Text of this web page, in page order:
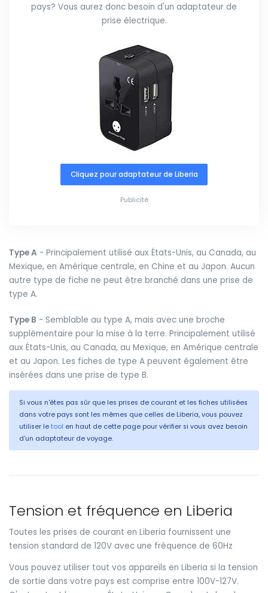
pays? Vous aurez donc besoin d'un adaptateur de
prise électrique.
Cliquez pour adaptateur de Liberia
Publicité
Type A - Principalement utilisé aux États-Unis, au Canada, au
Mexique, en Amérique centrale, en Chine et au Japon. Aucun
autre type de fiche ne peut être branché dans une prise de
type A.
Type B - Semblable au type A, mais avec une broche
supplémentaire pour la mise à la terre. Principalement utilisé
aux États-Unis, au Canada, au Mexique, en Amérique centrale
et au Japon. Les fiches de type A peuvent également être
insérées dans une prise de type B.
Si vous n'êtes pas sûr que les prises de courant et les fiches utilisées
dans votre pays sont les mêmes que celles de Liberia, vous pouvez
utiliser le tool en haut de cette page pour vérifier si vous avez besoin
d'un adaptateur de voyage.
Tension et fréquence en Liberia
Toutes les prises de courant en Liberia fournissent une
tension standard de 120V avec une fréquence de 60Hz
Vous pouvez utiliser tout vos appareils en Liberia si la tension
de sortie dans votre pays est comprise entre 100V-127V.